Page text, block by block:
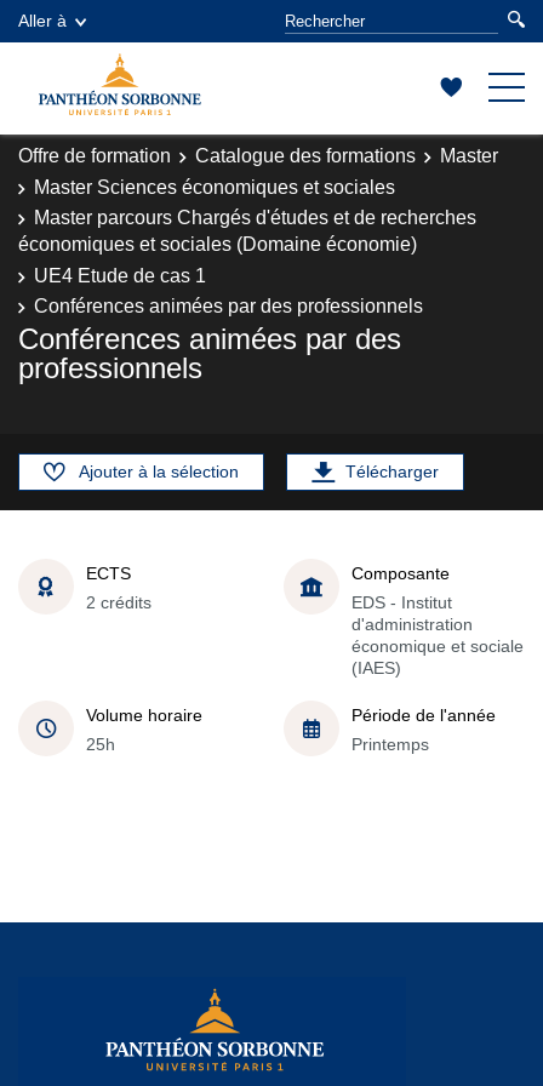
Aller à
Offre de formation Catalogue des formations
Master
Master Sciences économiques et sociales
Master parcours Chargés d'études et de recherches
économiques et sociales (Domaine économie)
UE4 Etude de cas 1
Conférences animées par des professionnels
Conférences animées par des
professionnels
Ajouter à la sélection Télécharger
ECTS
2 crédits
Composante
EDS - Institut
d'administration
économique et sociale
(IAES)
Volume horaire
25h
Période de l'année
Printemps